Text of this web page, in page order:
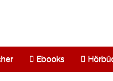
Ebooks